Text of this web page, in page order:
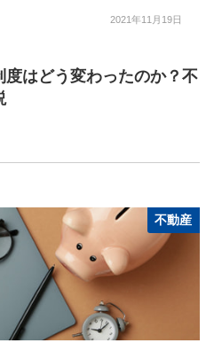
2021年11月19日
度はどう変わったのか？不
不動産